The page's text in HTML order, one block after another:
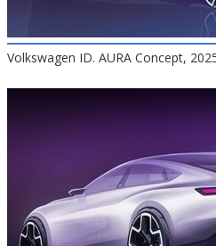
Volkswagen ID. AURA Concept,